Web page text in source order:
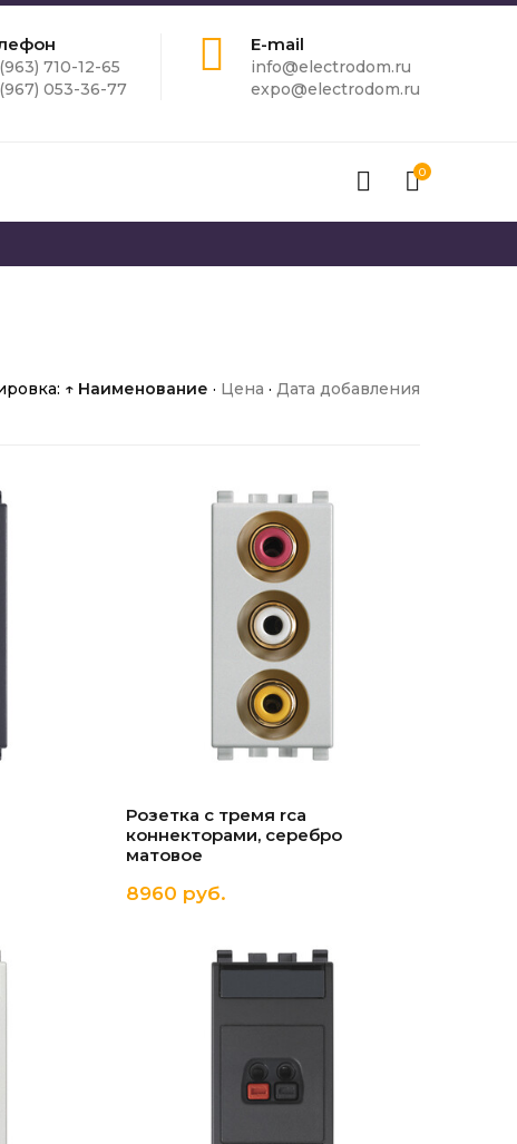
710-12-65
053-36-77
E-mail
info@electrodom.ru
expo@electrodom.ru
0
↑ Наименование · Цена · Дата добавления
Розетка с тремя rca
коннекторами, серебро
матовое
8960 руб.